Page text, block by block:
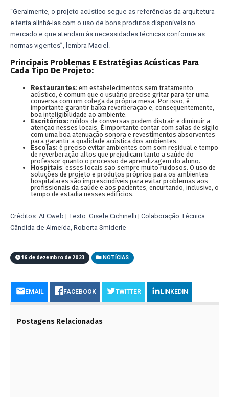
“Geralmente, o projeto acústico segue as referências da arquitetura
e tenta alinhá-las com o uso de bons produtos disponíveis no
mercado e que atendam às necessidades técnicas conforme as
normas vigentes”, lembra Maciel.
Principais Problemas E Estratégias Acústicas Para
Cada Tipo De Projeto:
Restaurantes: em estabelecimentos sem tratamento
acústico, é comum que o usuário precise gritar para ter uma
conversa com um colega da própria mesa. Por isso, é
importante garantir baixa reverberação e, consequentemente,
boa inteligibilidade ao ambiente.
Escritórios: ruídos de conversas podem distrair e diminuir a
atenção nesses locais. É importante contar com salas de sigilo
com uma boa atenuação sonora e revestimentos absorventes
para garantir a qualidade acústica dos ambientes.
Escolas: é preciso evitar ambientes com som residual e tempo
de reverberação altos que prejudicam tanto a saúde do
professor quanto o processo de aprendizagem do aluno.
Hospitais: esses locais são sempre muito ruidosos. O uso de
soluções de projeto e produtos próprios para os ambientes
hospitalares são imprescindíveis para evitar problemas aos
profissionais da saúde e aos pacientes, encurtando, inclusive, o
tempo de estadia nesses edifícios.
Créditos: AECweb | Texto: Gisele Cichinelli | Colaboração Técnica:
Cândida de Almeida, Roberta Smiderle
16 de dezembro de 2023 NOTÍCIAS
EMAIL FACEBOOK TWITTER LINKEDIN
Postagens Relacionadas